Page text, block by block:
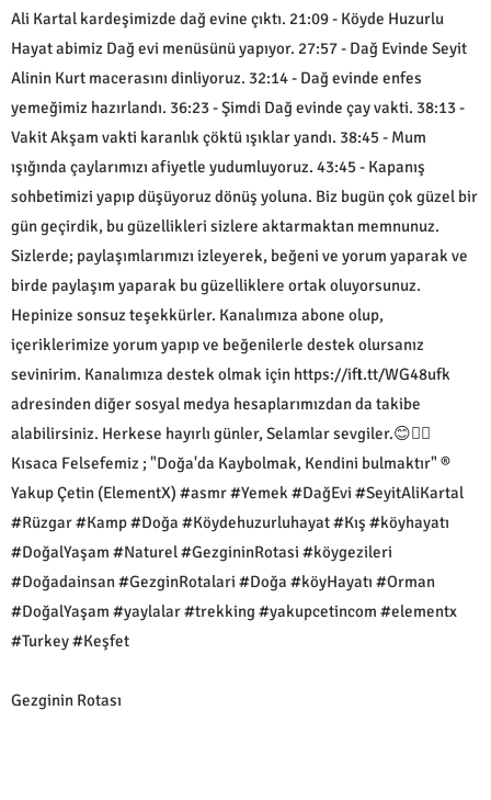
Ali Kartal kardeşimizde dağ evine çıktı. 21:09 - Köyde Huzurlu
Hayat abimiz Dağ evi menüsünü yapıyor. 27:57 - Dağ Evinde Seyit
Alinin Kurt macerasını dinliyoruz. 32:14 - Dağ evinde enfes
yemeğimiz hazırlandı. 36:23 - Şimdi Dağ evinde çay vakti. 38:13 -
Vakit Akşam vakti karanlık çöktü ışıklar yandı. 38:45 - Mum
ışığında çaylarımızı afiyetle yudumluyoruz. 43:45 - Kapanış
sohbetimizi yapıp düşüyoruz dönüş yoluna. Biz bugün çok güzel bir
gün geçirdik, bu güzellikleri sizlere aktarmaktan memnunuz.
Sizlerde; paylaşımlarımızı izleyerek, beğeni ve yorum yaparak ve
birde paylaşım yaparak bu güzelliklere ortak oluyorsunuz.
Hepinize sonsuz teşekkürler. Kanalımıza abone olup,
içeriklerimize yorum yapıp ve beğenilerle destek olursanız
sevinirim. Kanalımıza destek olmak için https://ift.tt/WG48ufk
adresinden diğer sosyal medya hesaplarımızdan da takibe
alabilirsiniz. Herkese hayırlı günler, Selamlar sevgiler.😊🙋‍♂️
Kısaca Felsefemiz ; "Doğa'da Kaybolmak, Kendini bulmaktır" ®
Yakup Çetin (ElementX) #asmr #Yemek #DağEvi #SeyitAliKartal
#Rüzgar #Kamp #Doğa #Köydehuzurluhayat #Kış #köyhayatı
#DoğalYaşam #Naturel #GezgininRotasi #köygezileri
#Doğadainsan #GezginRotalari #Doğa #köyHayatı #Orman
#DoğalYaşam #yaylalar #trekking #yakupcetincom #elementx
#Turkey #Keşfet
Gezginin Rotası